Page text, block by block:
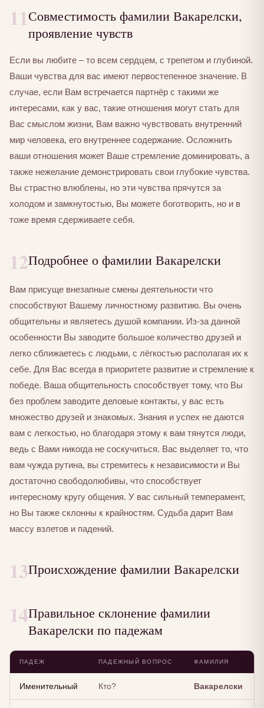
11Совместимость фамилии Вакарелски,
проявление чувств
Если вы любите – то всем сердцем, с трепетом и глубиной.
Ваши чувства для вас имеют первостепенное значение. В
случае, если Вам встречается партнёр с такими же
интересами, как у вас, такие отношения могут стать для
Вас смыслом жизни, Вам важно чувствовать внутренний
мир человека, его внутреннее содержание. Осложнить
ваши отношения может Ваше стремление доминировать, а
также нежелание демонстрировать свои глубокие чувства.
Вы страстно влюблены, но эти чувства прячутся за
холодом и замкнутостью, Вы можете боготворить, но и в
тоже время сдерживаете себя.
12Подробнее о фамилии Вакарелски
Вам присуще внезапные смены деятельности что
способствуют Вашему личностному развитию. Вы очень
общительны и являетесь душой компании. Из-за данной
особенности Вы заводите большое количество друзей и
легко сближаетесь с людьми, с лёгкостью располагая их к
себе. Для Вас всегда в приоритете развитие и стремление к
победе. Ваша общительность способствует тому, что Вы
без проблем заводите деловые контакты, у вас есть
множество друзей и знакомых. Знания и успех не даются
вам с легкостью, но благодаря этому к вам тянутся люди,
ведь с Вами никогда не соскучиться. Вас выделяет то, что
вам чужда рутина, вы стремитесь к независимости и Вы
достаточно свободолюбивы, что способствует
интересному кругу общения. У вас сильный темперамент,
но Вы также склонны к крайностям. Судьба дарит Вам
массу взлетов и падений.
13Происхождение фамилии Вакарелски
14Правильное склонение фамилии
Вакарелски по падежам
ПАДЕЖ ПАДЕЖНЫЙ ВОПРОС ФАМИЛИЯ
Именительный Кто? Вакарелски